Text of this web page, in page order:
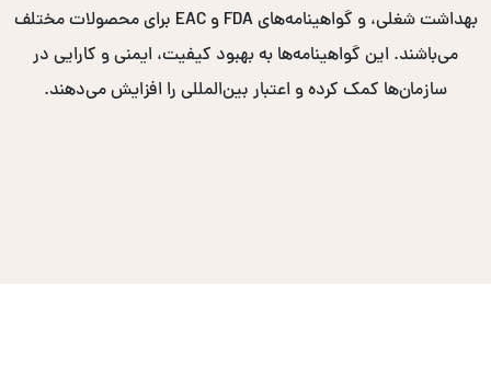
بهداشت شغلی، و گواهینامه‌های FDA و EAC برای محصولات مختلف
می‌باشند. این گواهینامه‌ها به بهبود کیفیت، ایمنی و کارایی در
سازمان‌ها کمک کرده و اعتبار بین‌المللی را افزایش می‌دهند.